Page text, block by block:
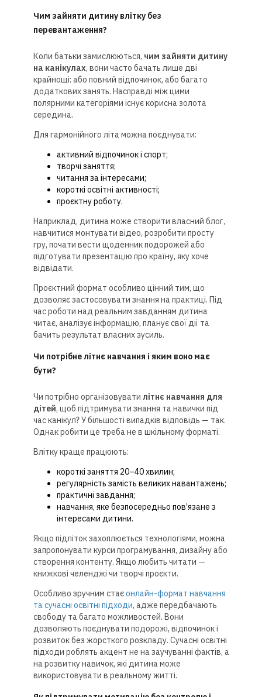
Чим зайняти дитину влітку без
перевантаження?
Коли батьки замислюються, чим зайняти дитину
на канікулах, вони часто бачать лише дві
крайнощі: або повний відпочинок, або багато
додаткових занять. Насправді між цими
полярними категоріями існує корисна золота
середина.
Для гармонійного літа можна поєднувати:
активний відпочинок і спорт;
творчі заняття;
читання за інтересами;
короткі освітні активності;
проєктну роботу.
Наприклад, дитина може створити власний блог,
навчитися монтувати відео, розробити просту
гру, почати вести щоденник подорожей або
підготувати презентацію про країну, яку хоче
відвідати.
Проєктний формат особливо цінний тим, що
дозволяє застосовувати знання на практиці. Під
час роботи над реальним завданням дитина
читає, аналізує інформацію, планує свої дії та
бачить результат власних зусиль.
Чи потрібне літнє навчання і яким воно має
бути?
Чи потрібно організовувати літнє навчання для
дітей, щоб підтримувати знання та навички під
час канікул? У більшості випадків відповідь — так.
Однак робити це треба не в шкільному форматі.
Влітку краще працюють:
короткі заняття 20–40 хвилин;
регулярність замість великих навантажень;
практичні завдання;
навчання, яке безпосередньо пов’язане з
інтересами дитини.
Якщо підліток захоплюється технологіями, можна
запропонувати курси програмування, дизайну або
створення контенту. Якщо любить читати —
книжкові челенджі чи творчі проєкти.
Особливо зручним стаєонлайн-формат навчання
та сучасні освітні підходи, адже передбачають
свободу та багато можливостей. Вони
дозволяють поєднувати подорожі, відпочинок і
розвиток без жорсткого розкладу. Сучасні освітні
підходи роблять акцент не на заучуванні фактів, а
на розвитку навичок, які дитина може
використовувати в реальному житті.